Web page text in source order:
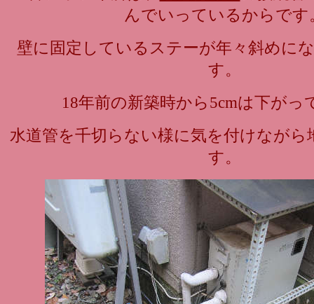
んでいっているからです
壁に固定しているステーが年々斜めに
す。
18年前の新築時から5cmは下がっ
水道管を千切らない様に気を付けながら
す。